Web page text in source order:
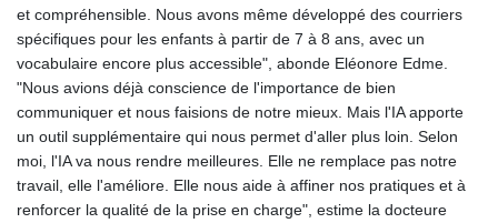
et compréhensible. Nous avons même développé des courriers
spécifiques pour les enfants à partir de 7 à 8 ans, avec un
vocabulaire encore plus accessible", abonde Eléonore Edme.
"Nous avions déjà conscience de l'importance de bien
communiquer et nous faisions de notre mieux. Mais l'IA apporte
un outil supplémentaire qui nous permet d'aller plus loin. Selon
moi, l'IA va nous rendre meilleures. Elle ne remplace pas notre
travail, elle l'améliore. Elle nous aide à affiner nos pratiques et à
renforcer la qualité de la prise en charge", estime la docteure